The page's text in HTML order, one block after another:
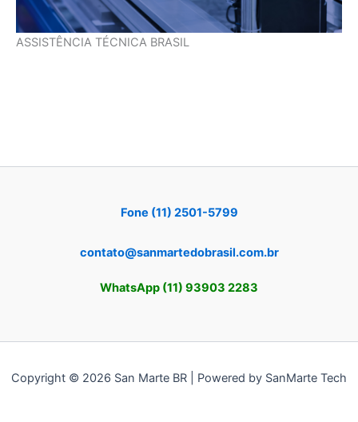
ASSISTÊNCIA TÉCNICA BRASIL
Fone (11) 2501-5799
contato@sanmartedobrasil.com.br
WhatsApp (11) 93903 2283
Copyright © 2026 San Marte BR | Powered by SanMarte Tech